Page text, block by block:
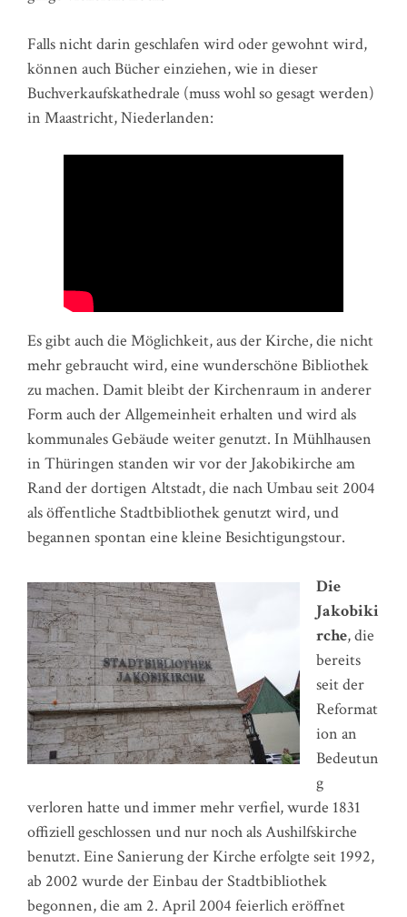
Falls nicht darin geschlafen wird oder gewohnt wird,
können auch Bücher einziehen, wie in dieser
Buchverkaufskathedrale (muss wohl so gesagt werden)
in Maastricht, Niederlanden:
Es gibt auch die Möglichkeit, aus der Kirche, die nicht
mehr gebraucht wird, eine wunderschöne Bibliothek
zu machen. Damit bleibt der Kirchenraum in anderer
Form auch der Allgemeinheit erhalten und wird als
kommunales Gebäude weiter genutzt. In Mühlhausen
in Thüringen standen wir vor der Jakobikirche am
Rand der dortigen Altstadt, die nach Umbau seit 2004
als öffentliche Stadtbibliothek genutzt wird, und
begannen spontan eine kleine Besichtigungstour.
Die
Jakobiki
rche, die
bereits
seit der
Reformat
ion an
Bedeutun
g
verloren hatte und immer mehr verfiel, wurde 1831
offiziell geschlossen und nur noch als Aushilfskirche
benutzt. Eine Sanierung der Kirche erfolgte seit 1992,
ab 2002 wurde der Einbau der Stadtbibliothek
begonnen, die am 2. April 2004 feierlich eröffnet